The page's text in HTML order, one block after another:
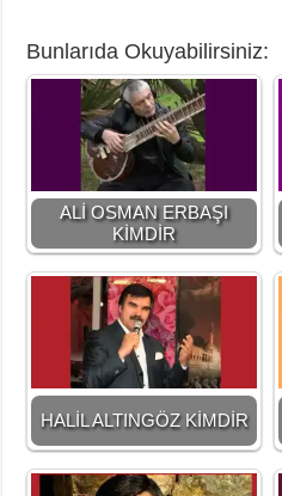
Bunlarıda Okuyabilirsiniz:
ALİ OSMAN ERBAŞI
KİMDİR
HALİL ALTINGÖZ KİMDİR